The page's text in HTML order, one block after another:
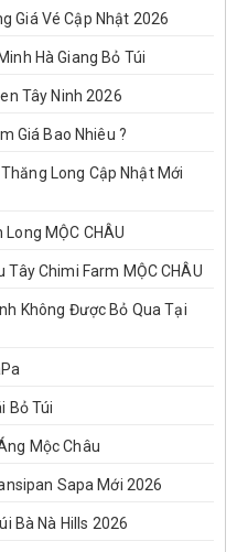
Giá Vé Cập Nhật 2026
Hà Giang Bỏ Túi
Tây Ninh 2026
Giá Bao Nhiêu ?
Long Cập Nhật Mới
MỘC CHÂU
Chimi Farm MỘC CHÂU
Không Được Bỏ Qua Tại
Bỏ Túi
Mộc Châu
Sapa Mới 2026
Bà Nà Hills 2026